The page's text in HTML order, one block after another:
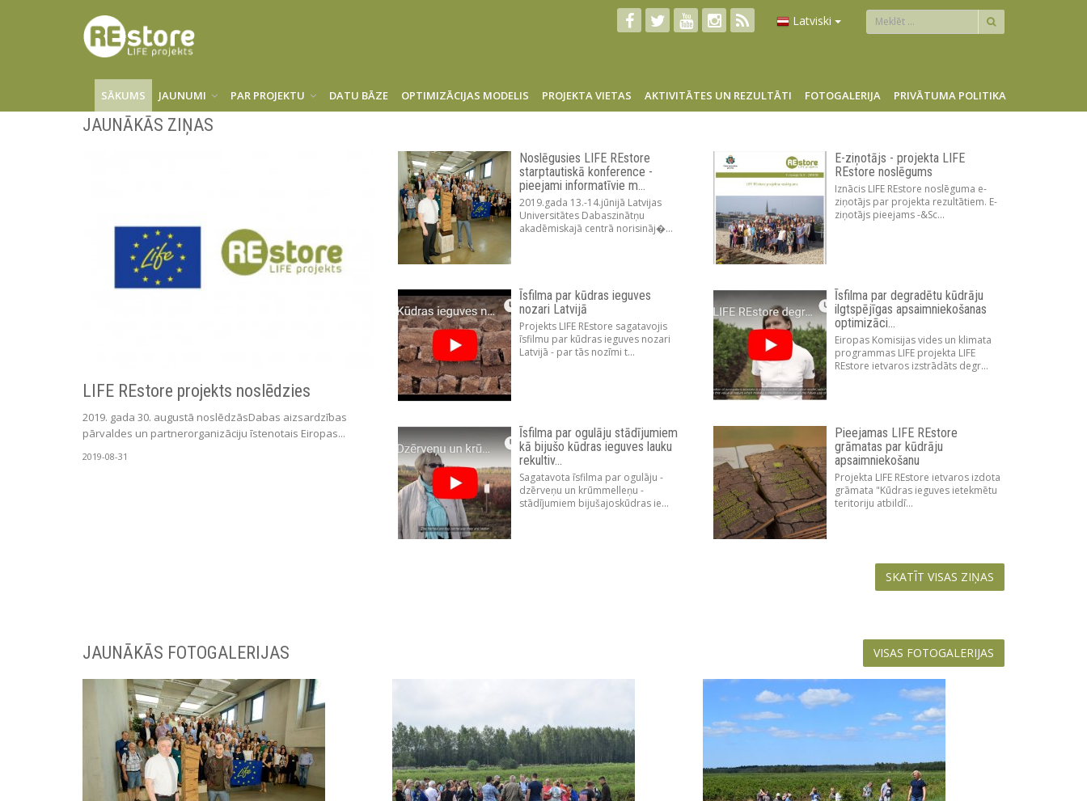
Latviski
SĀKUMS JAUNUMI PAR PROJEKTU DATU BĀZE OPTIMIZĀCIJAS MODELIS PROJEKTA VIETAS AKTIVITĀTES UN REZULTĀTI FOTOGALERIJA PRIVĀTUMA POLITIKA
JAUNĀKĀS ZIŅAS
LIFE REstore projekts noslēdzies
2019. gada 30. augustā noslēdzāsDabas aizsardzības
pārvaldes un partnerorganizāciju īstenotais Eiropas...
2019-08-31
Noslēgusies LIFE REstore
starptautiskā konference -
pieejami informatīvie m...
2019.gada 13.-14.jūnijā Latvijas
Universitātes Dabaszinātņu
akadēmiskajā centrā norisināj�...
E-ziņotājs - projekta LIFE
REstore noslēgums
Iznācis LIFE REstore noslēguma e-
ziņotājs par projekta rezultātiem. E-
ziņotājs pieejams -&Sc...
Īsfilma par kūdras ieguves
nozari Latvijā
Projekts LIFE REstore sagatavojis
īsfilmu par kūdras ieguves nozari
Latvijā - par tās nozīmi t...
Īsfilma par degradētu kūdrāju
ilgtspējīgas apsaimniekošanas
optimizāci...
Eiropas Komisijas vides un klimata
programmas LIFE projekta LIFE
REstore ietvaros izstrādāts degr...
Īsfilma par ogulāju stādījumiem
kā bijušo kūdras ieguves lauku
rekultiv...
Sagatavota īsfilma par ogulāju -
dzērveņu un krūmmelleņu -
stādījumiem bijušajoskūdras ie...
Pieejamas LIFE REstore
grāmatas par kūdrāju
apsaimniekošanu
Projekta LIFE REstore ietvaros izdota
grāmata "Kūdras ieguves ietekmētu
teritoriju atbildī...
SKATĪT VISAS ZIŅAS
JAUNĀKĀS FOTOGALERIJAS VISAS FOTOGALERIJAS